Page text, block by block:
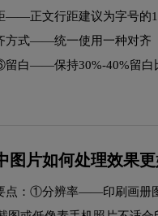
——正文行距建议为字号的
方式——统一使用一种对齐
留白——保持30%-40%留白
图片如何处理效果更
点：①分辨率——印刷画册